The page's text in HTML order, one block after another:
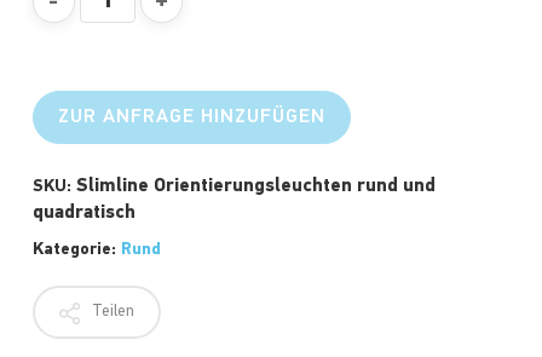
ZUR ANFRAGE HINZUFÜGEN
SKU: Slimline Orientierungsleuchten rund und
quadratisch
Kategorie: Rund
Teilen